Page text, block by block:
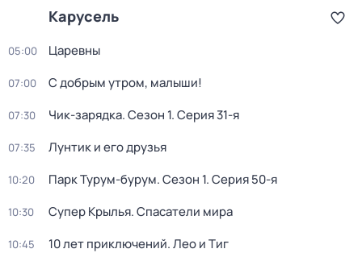
Карусель
05:00 Царевны
07:00 С добрым утром, малыши!
07:30 Чик-зарядка. Сезон 1. Серия 31-я
07:35 Лунтик и его друзья
10:20 Парк Турум-бурум. Сезон 1. Серия 50-я
10:30 Супер Крылья. Спасатели мира
10:45 10 лет приключений. Лео и Тиг